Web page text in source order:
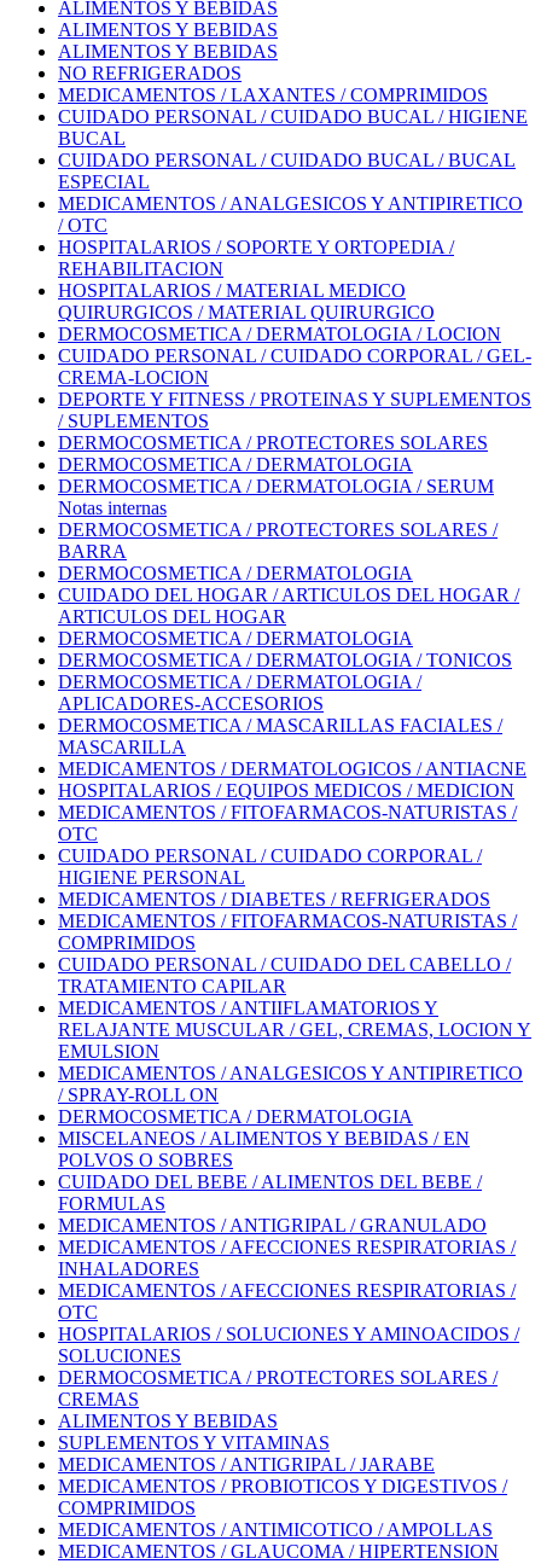
ALIMENTOS Y BEBIDAS
ALIMENTOS Y BEBIDAS
ALIMENTOS Y BEBIDAS
NO REFRIGERADOS
MEDICAMENTOS / LAXANTES / COMPRIMIDOS
CUIDADO PERSONAL / CUIDADO BUCAL / HIGIENE
BUCAL
CUIDADO PERSONAL / CUIDADO BUCAL / BUCAL
ESPECIAL
MEDICAMENTOS / ANALGESICOS Y ANTIPIRETICO
/ OTC
HOSPITALARIOS / SOPORTE Y ORTOPEDIA /
REHABILITACION
HOSPITALARIOS / MATERIAL MEDICO
QUIRURGICOS / MATERIAL QUIRURGICO
DERMOCOSMETICA / DERMATOLOGIA / LOCION
CUIDADO PERSONAL / CUIDADO CORPORAL / GEL-
CREMA-LOCION
DEPORTE Y FITNESS / PROTEINAS Y SUPLEMENTOS
/ SUPLEMENTOS
DERMOCOSMETICA / PROTECTORES SOLARES
DERMOCOSMETICA / DERMATOLOGIA
DERMOCOSMETICA / DERMATOLOGIA / SERUM
Notas internas
DERMOCOSMETICA / PROTECTORES SOLARES /
BARRA
DERMOCOSMETICA / DERMATOLOGIA
CUIDADO DEL HOGAR / ARTICULOS DEL HOGAR /
ARTICULOS DEL HOGAR
DERMOCOSMETICA / DERMATOLOGIA
DERMOCOSMETICA / DERMATOLOGIA / TONICOS
DERMOCOSMETICA / DERMATOLOGIA /
APLICADORES-ACCESORIOS
DERMOCOSMETICA / MASCARILLAS FACIALES /
MASCARILLA
MEDICAMENTOS / DERMATOLOGICOS / ANTIACNE
HOSPITALARIOS / EQUIPOS MEDICOS / MEDICION
MEDICAMENTOS / FITOFARMACOS-NATURISTAS /
OTC
CUIDADO PERSONAL / CUIDADO CORPORAL /
HIGIENE PERSONAL
MEDICAMENTOS / DIABETES / REFRIGERADOS
MEDICAMENTOS / FITOFARMACOS-NATURISTAS /
COMPRIMIDOS
CUIDADO PERSONAL / CUIDADO DEL CABELLO /
TRATAMIENTO CAPILAR
MEDICAMENTOS / ANTIIFLAMATORIOS Y
RELAJANTE MUSCULAR / GEL, CREMAS, LOCION Y
EMULSION
MEDICAMENTOS / ANALGESICOS Y ANTIPIRETICO
/ SPRAY-ROLL ON
DERMOCOSMETICA / DERMATOLOGIA
MISCELANEOS / ALIMENTOS Y BEBIDAS / EN
POLVOS O SOBRES
CUIDADO DEL BEBE / ALIMENTOS DEL BEBE /
FORMULAS
MEDICAMENTOS / ANTIGRIPAL / GRANULADO
MEDICAMENTOS / AFECCIONES RESPIRATORIAS /
INHALADORES
MEDICAMENTOS / AFECCIONES RESPIRATORIAS /
OTC
HOSPITALARIOS / SOLUCIONES Y AMINOACIDOS /
SOLUCIONES
DERMOCOSMETICA / PROTECTORES SOLARES /
CREMAS
ALIMENTOS Y BEBIDAS
SUPLEMENTOS Y VITAMINAS
MEDICAMENTOS / ANTIGRIPAL / JARABE
MEDICAMENTOS / PROBIOTICOS Y DIGESTIVOS /
COMPRIMIDOS
MEDICAMENTOS / ANTIMICOTICO / AMPOLLAS
MEDICAMENTOS / GLAUCOMA / HIPERTENSION